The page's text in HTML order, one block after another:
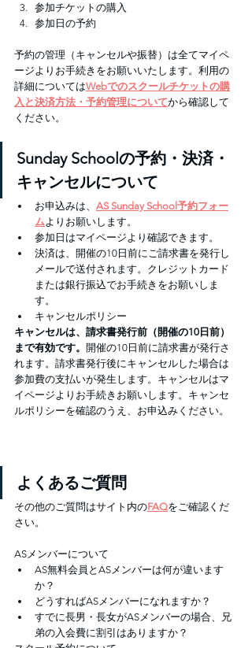
参加チケットの購入
参加日の予約
予約の管理（キャンセルや振替）は全てマイペ
ージよりお手続きをお願いいたします。利用の
詳細についてはWebでのスクールチケットの購
入と決済方法・予約管理についてから確認して
ください。
Sunday Schoolの予約・決済・
キャンセルについて
お申込みは、 AS Sunday School予約フォー
ム より お願いします。
参加日はマイページより確認できます。
決済は、開催の10日前にご請求書を発行し
メールで送付されます。クレジットカード
または銀行振込でお手続きをお願いしま
す。
キャンセルポリシー
キャンセルは、請求書発行前（開催の10日前）
まで有効です。 開催の10日前に請求書が発行さ
れます。請求書発行後にキャンセルした場合は
参加費の支払いが発生します。キャンセルはマ
イページよりお手続きお願いします。キャンセ
ルポリシーを確認のうえ、お申込みください。
よくあるご質問
その他のご質問はサイト内のFAQをご確認くだ
さい。
ASメンバーについて
AS無料会員とASメンバーは何が違います
か？
どうすればASメンバーになれますか？
すでに長男・長女がASメンバーの場合、兄
弟の入会費に割引はありますか？